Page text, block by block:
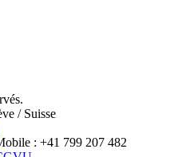
X
/ Suisse
: +41 799 207 482